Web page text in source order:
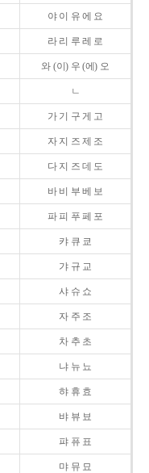
야 이 유 에 요
라 리 루 레 로
와 (이) 우 (에) 오
ㄴ
가 기 구 게 고
자 지 즈 제 조
다 지 즈 데 도
바 비 부 베 보
파 피 푸 페 포
캬 큐 쿄
갸 규 교
샤 슈 쇼
자 주 조
차 추 초
냐 뉴 뇨
햐 휴 효
뱌 뷰 뵤
퍄 퓨 표
먀 뮤 묘